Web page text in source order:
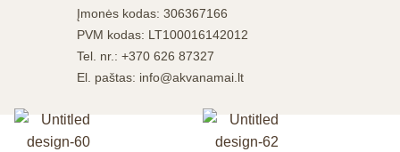
Įmonės kodas: 306367166
PVM kodas: LT100016142012
Tel. nr.: +370 626 87327
El. paštas: info@akvanamai.lt